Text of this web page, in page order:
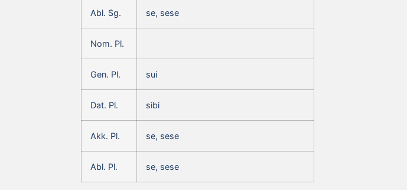
Abl. Sg. se, sese
Nom. Pl.
Gen. Pl. sui
Dat. Pl. sibi
Akk. Pl. se, sese
Abl. Pl. se, sese